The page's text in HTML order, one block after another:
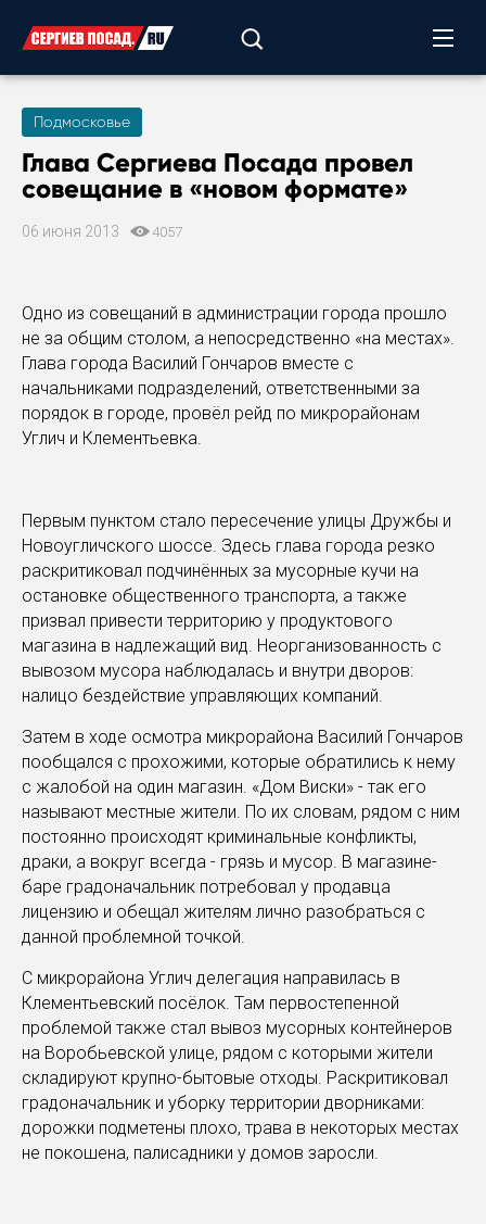
Подмосковье
Глава Сергиева Посада провел
совещание в «новом формате»
06 июня 2013 4057
Одно из совещаний в администрации города прошло
не за общим столом, а непосредственно «на местах».
Глава города Василий Гончаров вместе с
начальниками подразделений, ответственными за
порядок в городе, провёл рейд по микрорайонам
Углич и Клементьевка.
Первым пунктом стало пересечение улицы Дружбы и
Новоугличского шоссе. Здесь глава города резко
раскритиковал подчинённых за мусорные кучи на
остановке общественного транспорта, а также
призвал привести территорию у продуктового
магазина в надлежащий вид. Неорганизованность с
вывозом мусора наблюдалась и внутри дворов:
налицо бездействие управляющих компаний.
Затем в ходе осмотра микрорайона Василий Гончаров
пообщался с прохожими, которые обратились к нему
с жалобой на один магазин. «Дом Виски» - так его
называют местные жители. По их словам, рядом с ним
постоянно происходят криминальные конфликты,
драки, а вокруг всегда - грязь и мусор. В магазине-
баре градоначальник потребовал у продавца
лицензию и обещал жителям лично разобраться с
данной проблемной точкой.
С микрорайона Углич делегация направилась в
Клементьевский посёлок. Там первостепенной
проблемой также стал вывоз мусорных контейнеров
на Воробьевской улице, рядом с которыми жители
складируют крупно-бытовые отходы. Раскритиковал
градоначальник и уборку территории дворниками:
дорожки подметены плохо, трава в некоторых местах
не покошена, палисадники у домов заросли.